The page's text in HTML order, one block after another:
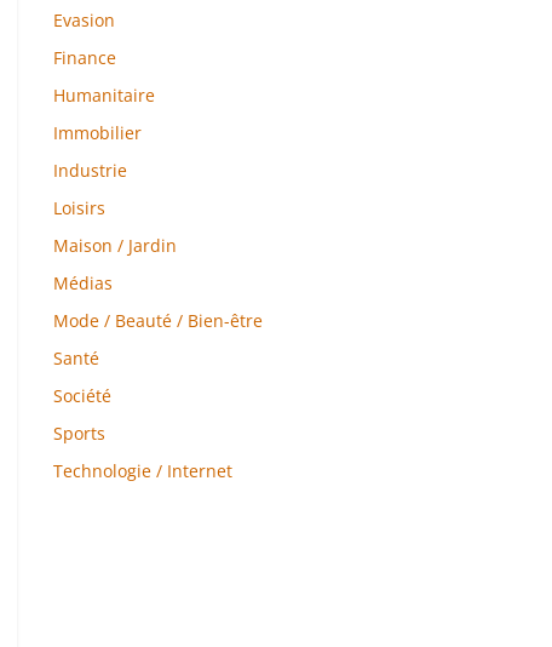
Evasion
Finance
Humanitaire
Immobilier
Industrie
Loisirs
Maison / Jardin
Médias
Mode / Beauté / Bien-être
Santé
Société
Sports
Technologie / Internet